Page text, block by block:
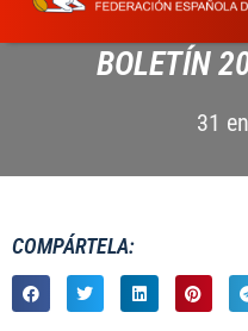
BOLETÍN
31
COMPÁRTELA: